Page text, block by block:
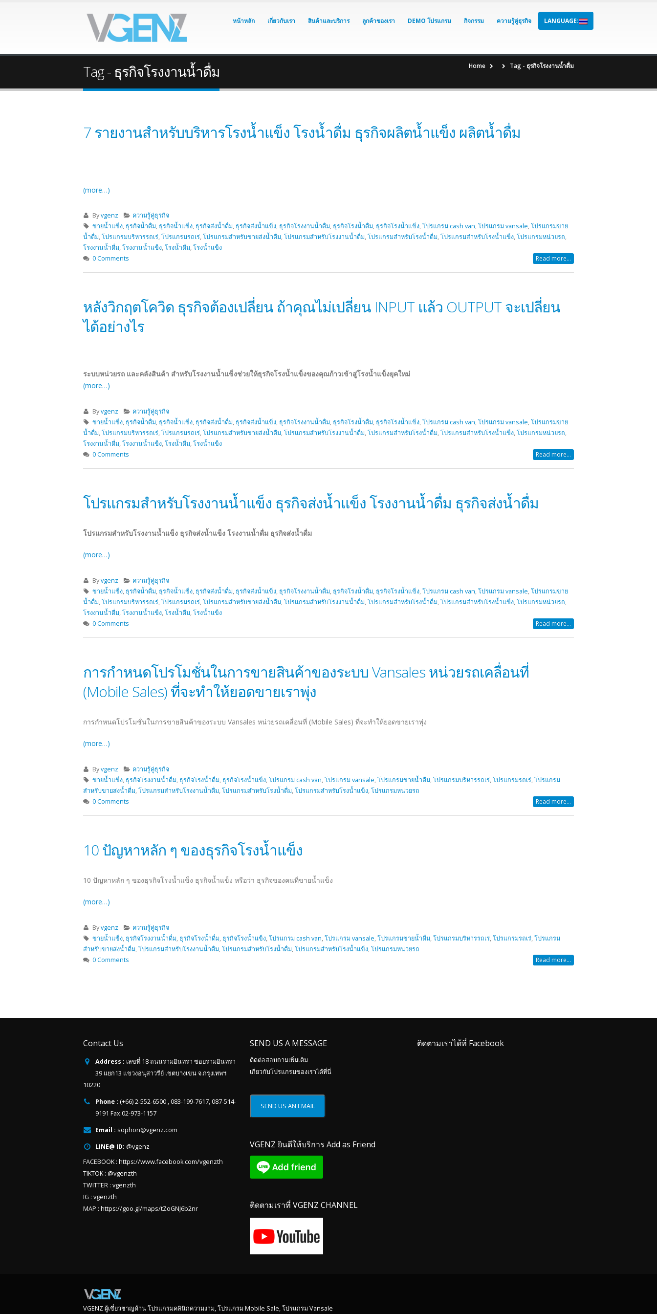
หน้าหลัก เกี่ยวกับเรา สินค้าและบริการ ลูกค้าของเรา DEMO โปรแกรม กิจกรรม ความรู้คู่ธุรกิจ LANGUAGE:
Home Tag - ธุรกิจโรงงานน้ำดื่ม
Tag - ธุรกิจโรงงานน้ำดื่ม
7 รายงานสำหรับบริหารโรงน้ำแข็ง โรงน้ำดื่ม ธุรกิจผลิตน้ำแข็ง ผลิตน้ำดื่ม
(more…)
Byvgenz
ความรู้คู่ธุรกิจ
ขายน้ำแข็ง, ธุรกิจน้ำดื่ม, ธุรกิจน้ำแข็ง, ธุรกิจส่งน้ำดื่ม, ธุรกิจส่งน้ำแข็ง, ธุรกิจโรงงานน้ำดื่ม, ธุรกิจโรงน้ำดื่ม, ธุรกิจโรงน้ำแข็ง,โปรแกรม cash van,โปรแกรม vansale,โปรแกรมขาย
น้ำดื่ม,โปรแกรมบริหารรถเร่,โปรแกรมรถเร่,โปรแกรมสำหรับขายส่งน้ำดื่ม,โปรแกรมสำหรับโรงงานน้ำดื่ม,โปรแกรมสำหรับโรงน้ำดื่ม,โปรแกรมสำหรับโรงน้ำแข็ง,โปรแกรมหน่วยรถ,
โรงงานน้ำดื่ม,โรงงานน้ำแข็ง,โรงน้ำดื่ม,โรงน้ำแข็ง
0 Comments
Read more...
หลังวิกฤตโควิด ธุรกิจต้องเปลี่ยน ถ้าคุณไม่เปลี่ยน INPUT แล้ว OUTPUT จะเปลี่ยน
ได้อย่างไร
ระบบหน่วยรถ และคลังสินค้า สำหรับโรงงานน้ำแข็งช่วยให้ธุรกิจโรงน้ำแข็งของคุณก้าวเข้าสูู่โรงน้ำแข็งยุคใหม่
(more…)
Byvgenz
ความรู้คู่ธุรกิจ
ขายน้ำแข็ง, ธุรกิจน้ำดื่ม, ธุรกิจน้ำแข็ง, ธุรกิจส่งน้ำดื่ม, ธุรกิจส่งน้ำแข็ง, ธุรกิจโรงงานน้ำดื่ม, ธุรกิจโรงน้ำดื่ม, ธุรกิจโรงน้ำแข็ง,โปรแกรม cash van,โปรแกรม vansale,โปรแกรมขาย
น้ำดื่ม,โปรแกรมบริหารรถเร่,โปรแกรมรถเร่,โปรแกรมสำหรับขายส่งน้ำดื่ม,โปรแกรมสำหรับโรงงานน้ำดื่ม,โปรแกรมสำหรับโรงน้ำดื่ม,โปรแกรมสำหรับโรงน้ำแข็ง,โปรแกรมหน่วยรถ,
โรงงานน้ำดื่ม,โรงงานน้ำแข็ง,โรงน้ำดื่ม,โรงน้ำแข็ง
0 Comments
Read more...
โปรแกรมสำหรับโรงงานน้ำแข็ง ธุรกิจส่งน้ำแข็ง โรงงานน้ำดื่ม ธุรกิจส่งน้ำดื่ม
โปรแกรมสำหรับโรงงานน้ำแข็ง ธุรกิจส่งน้ำแข็ง โรงงานน้ำดื่ม ธุรกิจส่งน้ำดื่ม
(more…)
Byvgenz
ความรู้คู่ธุรกิจ
ขายน้ำแข็ง, ธุรกิจน้ำดื่ม, ธุรกิจน้ำแข็ง, ธุรกิจส่งน้ำดื่ม, ธุรกิจส่งน้ำแข็ง, ธุรกิจโรงงานน้ำดื่ม, ธุรกิจโรงน้ำดื่ม, ธุรกิจโรงน้ำแข็ง,โปรแกรม cash van,โปรแกรม vansale,โปรแกรมขาย
น้ำดื่ม,โปรแกรมบริหารรถเร่,โปรแกรมรถเร่,โปรแกรมสำหรับขายส่งน้ำดื่ม,โปรแกรมสำหรับโรงงานน้ำดื่ม,โปรแกรมสำหรับโรงน้ำดื่ม,โปรแกรมสำหรับโรงน้ำแข็ง,โปรแกรมหน่วยรถ,
โรงงานน้ำดื่ม,โรงงานน้ำแข็ง,โรงน้ำดื่ม,โรงน้ำแข็ง
0 Comments
Read more...
การกำหนดโปรโมชั่นในการขายสินค้าของระบบ Vansales หน่วยรถเคลื่อนที่
(Mobile Sales) ที่จะทำให้ยอดขายเราพุ่ง
การกำหนดโปรโมชั่นในการขายสินค้าของระบบ Vansales หน่วยรถเคลื่อนที่ (Mobile Sales) ที่จะทำให้ยอดขายเราพุ่ง
(more…)
Byvgenz
ความรู้คู่ธุรกิจ
ขายน้ำแข็ง, ธุรกิจโรงงานน้ำดื่ม, ธุรกิจโรงน้ำดื่ม, ธุรกิจโรงน้ำแข็ง,โปรแกรม cash van,โปรแกรม vansale,โปรแกรมขายน้ำดื่ม,โปรแกรมบริหารรถเร่,โปรแกรมรถเร่,โปรแกรม
สำหรับขายส่งน้ำดื่ม,โปรแกรมสำหรับโรงงานน้ำดื่ม,โปรแกรมสำหรับโรงน้ำดื่ม,โปรแกรมสำหรับโรงน้ำแข็ง,โปรแกรมหน่วยรถ
0 Comments
Read more...
10 ปัญหาหลัก ๆ ของธุรกิจโรงน้ำแข็ง
10 ปัญหาหลัก ๆ ของธุรกิจโรงน้ำแข็ง ธุรกิจน้ำแข็ง หรือว่า ธุรกิจของคนที่ขายน้ำแข็ง
(more…)
Byvgenz
ความรู้คู่ธุรกิจ
ขายน้ำแข็ง, ธุรกิจโรงงานน้ำดื่ม, ธุรกิจโรงน้ำดื่ม, ธุรกิจโรงน้ำแข็ง,โปรแกรม cash van,โปรแกรม vansale,โปรแกรมขายน้ำดื่ม,โปรแกรมบริหารรถเร่,โปรแกรมรถเร่,โปรแกรม
สำหรับขายส่งน้ำดื่ม,โปรแกรมสำหรับโรงงานน้ำดื่ม,โปรแกรมสำหรับโรงน้ำดื่ม,โปรแกรมสำหรับโรงน้ำแข็ง,โปรแกรมหน่วยรถ
0 Comments
Read more...
Contact Us
Address : เลขที่ 18 ถนนรามอินทรา ซอยรามอินทรา
39 แยก13 แขวงอนุสาวรีย์ เขตบางเขน จ.กรุงเทพฯ
10220
Phone : (+66) 2-552-6500 , 083-199-7617, 087-514-
9191 Fax.02-973-1157
Email : sophon@vgenz.com
LINE@ ID: @vgenz
FACEBOOK : https://www.facebook.com/vgenzth
TIKTOK : @vgenzth
TWITTER : vgenzth
IG : vgenzth
MAP : https://goo.gl/maps/tZoGNJ6b2nr
SEND US A MESSAGE
ติดต่อสอบถามเพิ่มเติม
เกี่ยวกับโปรแกรมของเราได้ที่นี่
VGENZ ยินดีให้บริการ Add as Friend
ติดตามเราที่ VGENZ CHANNEL
ติดตามเราได้ที่ Facebook
VGENZ ผู้เชี่ยวชาญด้าน โปรแกรมคลินิกความงาม, โปรแกรม Mobile Sale, โปรแกรม Vansale